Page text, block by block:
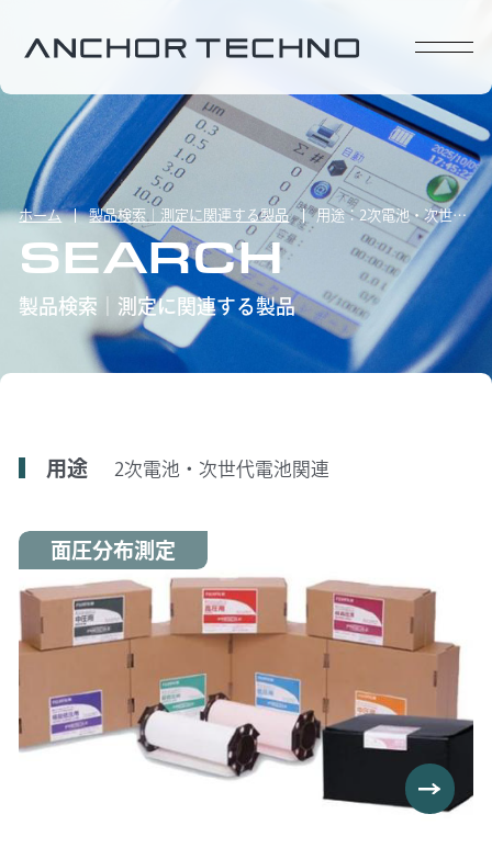
ホーム 製品検索｜測定に関連する製品 用途：2次電池・次世代電池関連
SEARCH
製品検索｜測定に関連する製品
用途 2次電池・次世代電池関連
面圧分布測定